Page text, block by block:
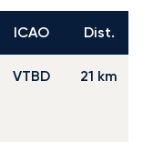
ICAO Dist.
VTBD 21 km